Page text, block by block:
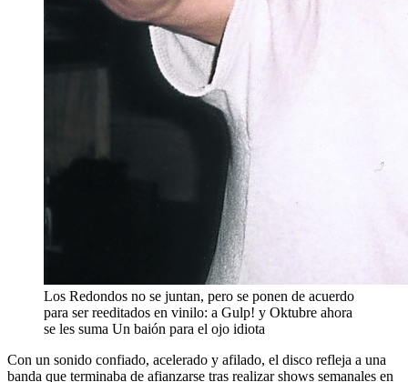
Los Redondos no se juntan, pero se ponen de acuerdo
para ser reeditados en vinilo: a Gulp! y Oktubre ahora
se les suma Un baión para el ojo idiota
Con un sonido confiado, acelerado y afilado, el disco refleja a una
banda que terminaba de afianzarse tras realizar shows semanales en